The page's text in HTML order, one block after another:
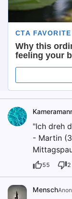
"Ich dreh
- Martin
55 2
Mensch